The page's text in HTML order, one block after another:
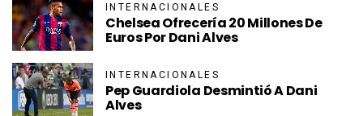
INTERNACIONALES
Chelsea Ofrecería 20 Millones De
Euros Por Dani Alves
INTERNACIONALES
Pep Guardiola Desmintió A Dani
Alves